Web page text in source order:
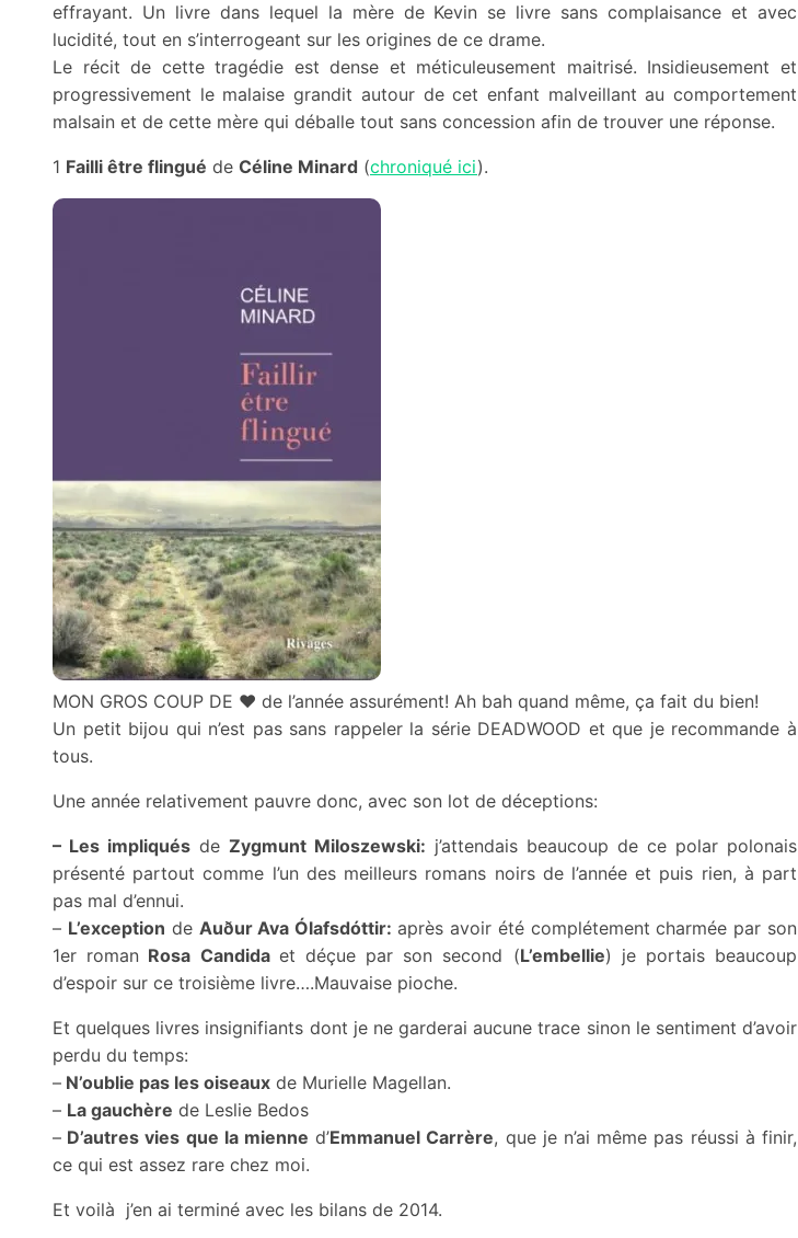
effrayant. Un livre dans lequel la mère de Kevin se livre sans complaisance et avec
lucidité, tout en s’interrogeant sur les origines de ce drame.
Le récit de cette tragédie est dense et méticuleusement maitrisé. Insidieusement et
progressivement le malaise grandit autour de cet enfant malveillant au comportement
malsain et de cette mère qui déballe tout sans concession afin de trouver une réponse.
1 Failli être flingué de Céline Minard (chroniqué ici).
MON GROS COUP DE ❤ de l’année assurément! Ah bah quand même, ça fait du bien!
Un petit bijou qui n’est pas sans rappeler la série DEADWOOD et que je recommande à
tous.
Une année relativement pauvre donc, avec son lot de déceptions:
– Les impliqués deZygmunt Miloszewski: j’attendais beaucoup de ce polar polonais
présenté partout comme l’un des meilleurs romans noirs de l’année et puis rien, à part
pas mal d’ennui.
– L’exception de Auður Ava Ólafsdóttir:après avoir été complétement charmée par son
1er roman Rosa Candida et déçue par son second (L’embellie) je portais beaucoup
d’espoir sur ce troisième livre….Mauvaise pioche.
Et quelques livres insignifiants dont je ne garderai aucune trace sinon le sentiment d’avoir
perdu du temps:
– N’oublie pas les oiseaux de Murielle Magellan.
– La gauchère de Leslie Bedos
– D’autres vies que la mienne d’Emmanuel Carrère, que je n’ai même pas réussi à finir,
ce qui est assez rare chez moi.
Et voilà j’en ai terminé avec les bilans de 2014.